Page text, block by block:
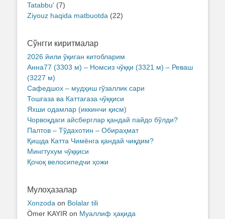
Tatabbu' (7)
Ziyouz haqida matbuotda (22)
Сўнгги киритмалар
2026 йили ўқиган китобларим
Анна77 (3303 м) – Номсиз чўққи (3321 м) – Реваш
(3227 м)
Сафедшох – мудҳиш гўзаллик сари
Тошгаза ва Каттагаза чўққиси
Яхши одамлар (иккинчи қисм)
Чорвоқдаги айсберглар қандай пайдо бўлди?
Палтов – Тўдахотин – Обираҳмат
Қишда Катта Чимёнга қандай чиқдим?
Мингтухум чўққиси
Қочоқ велосипедчи ҳожи
Мулоҳазалар
Xonzoda on Bolalar tili
Ömer KAYIR on Муаллиф ҳақида